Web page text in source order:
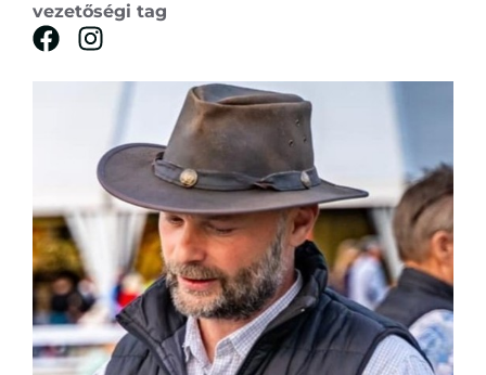
vezetőségi tag